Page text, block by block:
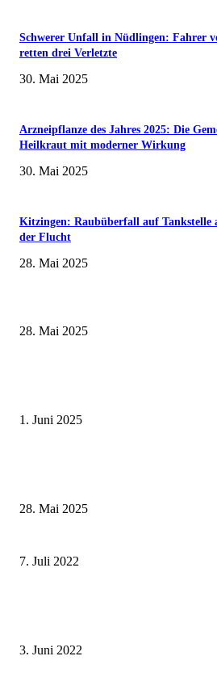
Schwerer Unfall in Nüdlingen: Fahrer
retten drei Verletzte
30. Mai 2025
Arzneipflanze des Jahres 2025: Die
Heilkraut mit moderner Wirkung
30. Mai 2025
Kitzingen: Raubüberfall auf Tankstelle
der Flucht
28. Mai 2025
28. Mai 2025
1. Juni 2025
28. Mai 2025
7. Juli 2022
3. Juni 2022